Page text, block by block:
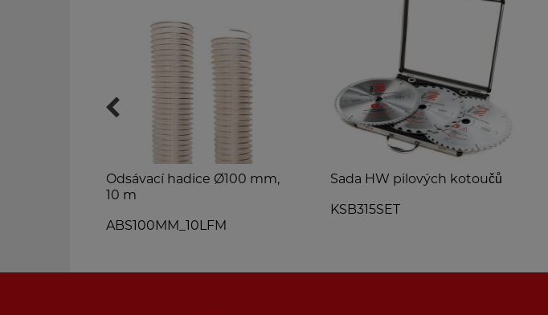
Odsávací hadice Ø100 mm,
10 m
ABS100MM_10LFM
Sada HW pilových kotoučů
KSB315SET